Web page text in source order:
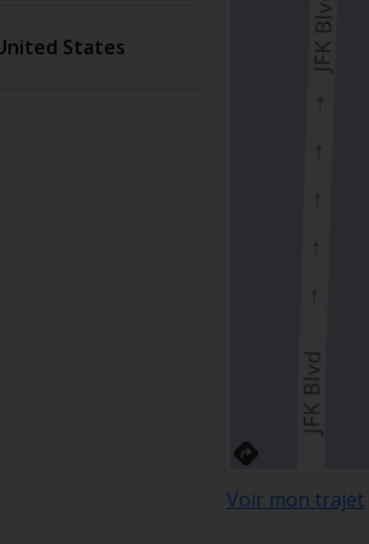
States
Voir mon trajet